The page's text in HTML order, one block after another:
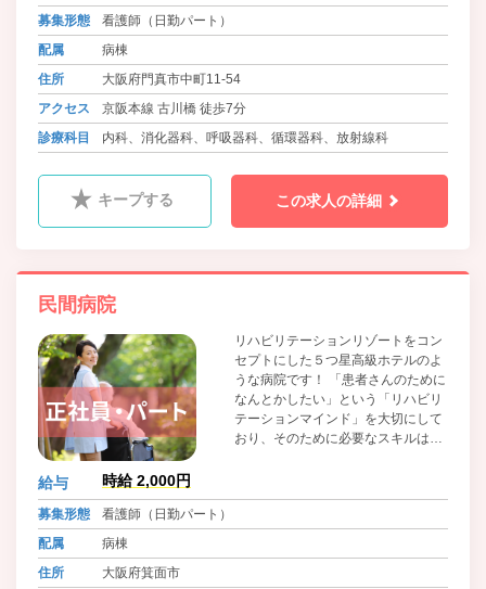
募集形態
看護師（日勤パート）
配属
病棟
住所
大阪府門真市中町11-54
アクセス
京阪本線 古川橋 徒歩7分
診療科目
内科、消化器科、呼吸器科、循環器科、放射線科
キープする この求人の詳細
民間病院
リハビリテーションリゾートをコン
セプトにした５つ星高級ホテルのよ
うな病院です！ 「患者さんのために
なんとかしたい」という「リハビリ
テーションマインド」を大切にして
おり、そのために必要なスキルは、
と考えます。 これらのスキルによっ
患者さんに生きる希望を取り戻して
給与 時給 2,000円
募集形態
看護師（日勤パート）
配属
病棟
住所
大阪府箕面市